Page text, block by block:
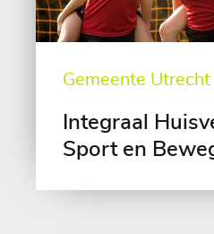
Gemeente Utrecht
Integraal
Sport en